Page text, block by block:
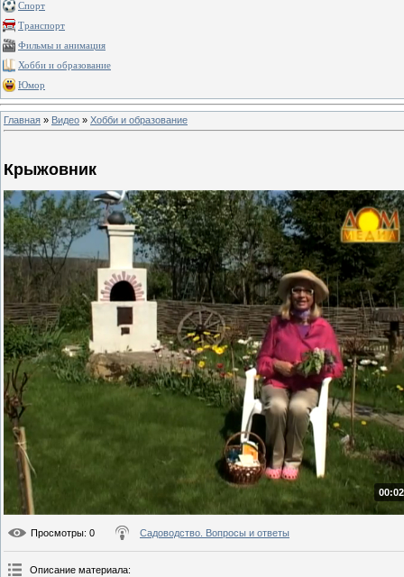
Спорт
Транспорт
Фильмы и анимация
Хобби и образование
Юмор
Главная » Видео » Хобби и образование
Крыжовник
Просмотры: 0 Садоводство. Вопросы и ответы
Описание материала: